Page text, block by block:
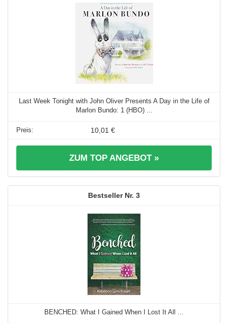
Last Week Tonight with John Oliver Presents A Day in the Life of
Marlon Bundo: 1 (HBO) ...
10,01 €
ZUM TOP ANGEBOT »
3
BENCHED: What I Gained When I Lost It All ...